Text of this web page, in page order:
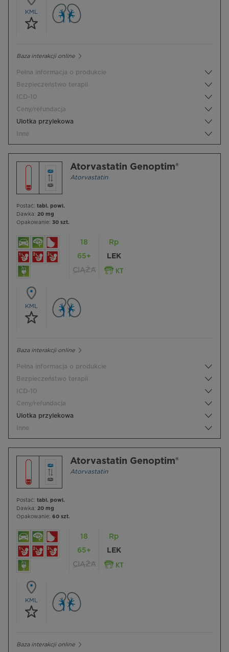
KML
Baza interakcji online
Pełna informacja o produkcie
Bezpieczeństwo terapii
ICD-10
Ceny/refundacja
Ulotka przylekowa
Inne
Atorvastatin Genoptim®
Atorvastatin
Postać: tabl. powl.
Dawka: 20 mg
Opakowanie: 30 szt.
18
65+
CIĄŻA
Rp
LEK
KML
Baza interakcji online
Pełna informacja o produkcie
Bezpieczeństwo terapii
ICD-10
Ceny/refundacja
Ulotka przylekowa
Inne
Atorvastatin Genoptim®
Atorvastatin
Postać: tabl. powl.
Dawka: 20 mg
Opakowanie: 60 szt.
18
65+
CIĄŻA
Rp
LEK
KML
Baza interakcji online